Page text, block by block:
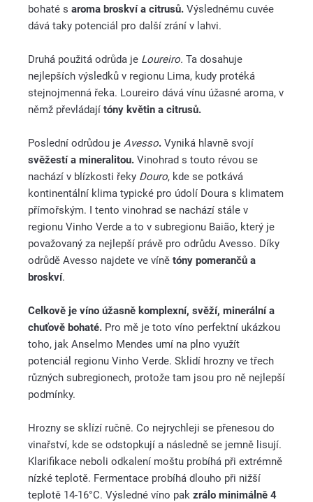
bohaté s aroma broskví a citrusů. Výslednému cuvée
dává taky potenciál pro další zrání v lahvi.
Druhá použitá odrůda je Loureiro. Ta dosahuje
nejlepších výsledků v regionu Lima, kudy protéká
stejnojmenná řeka. Loureiro dává vínu úžasné aroma, v
němž převládají tóny květin a citrusů.
Poslední odrůdou je Avesso. Vyniká hlavně svojí
svěžestí a mineralitou. Vinohrad s touto révou se
nachází v blízkosti řeky Douro, kde se potkává
kontinentální klima typické pro údolí Doura s klimatem
přímořským. I tento vinohrad se nachází stále v
regionu Vinho Verde a to v subregionu Baião, který je
považovaný za nejlepší právě pro odrůdu Avesso. Díky
odrůdě Avesso najdete ve víně tóny pomerančů a
broskví.
Celkově je víno úžasně komplexní, svěží, minerální a
chuťově bohaté. Pro mě je toto víno perfektní ukázkou
toho, jak Anselmo Mendes umí na plno využít
potenciál regionu Vinho Verde. Sklidí hrozny ve třech
různých subregionech, protože tam jsou pro ně nejlepší
podmínky.
Hrozny se sklízí ručně. Co nejrychleji se přenesou do
vinařství, kde se odstopkují a následně se jemně lisují.
Klarifikace neboli odkalení moštu probíhá při extrémně
nízké teplotě. Fermentace probíhá dlouho při nižší
teplotě 14-16°C. Výsledné víno pak zrálo minimálně 4